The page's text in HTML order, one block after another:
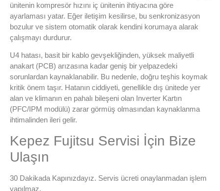
ünitenin kompresör hızını iç ünitenin ihtiyacına göre
ayarlaması yatar. Eğer iletişim kesilirse, bu senkronizasyon
bozulur ve sistem otomatik olarak kendini korumaya alarak
çalışmayı durdurur.
U4 hatası, basit bir kablo gevşekliğinden, yüksek maliyetli
anakart (PCB) arızasına kadar geniş bir yelpazedeki
sorunlardan kaynaklanabilir. Bu nedenle, doğru teşhis koymak
kritik önem taşır. Hatanın ciddiyeti, genellikle dış ünitede yer
alan ve klimanın en pahalı bileşeni olan Inverter Kartın
(PFC/IPM modülü) zarar görmüş olmasından kaynaklanma
ihtimalinden ileri gelir.
Kepez Fujitsu Servisi İçin Bize
Ulaşın
30 Dakikada Kapınızdayız. Servis ücreti onaylanmadan işlem
yapılmaz.